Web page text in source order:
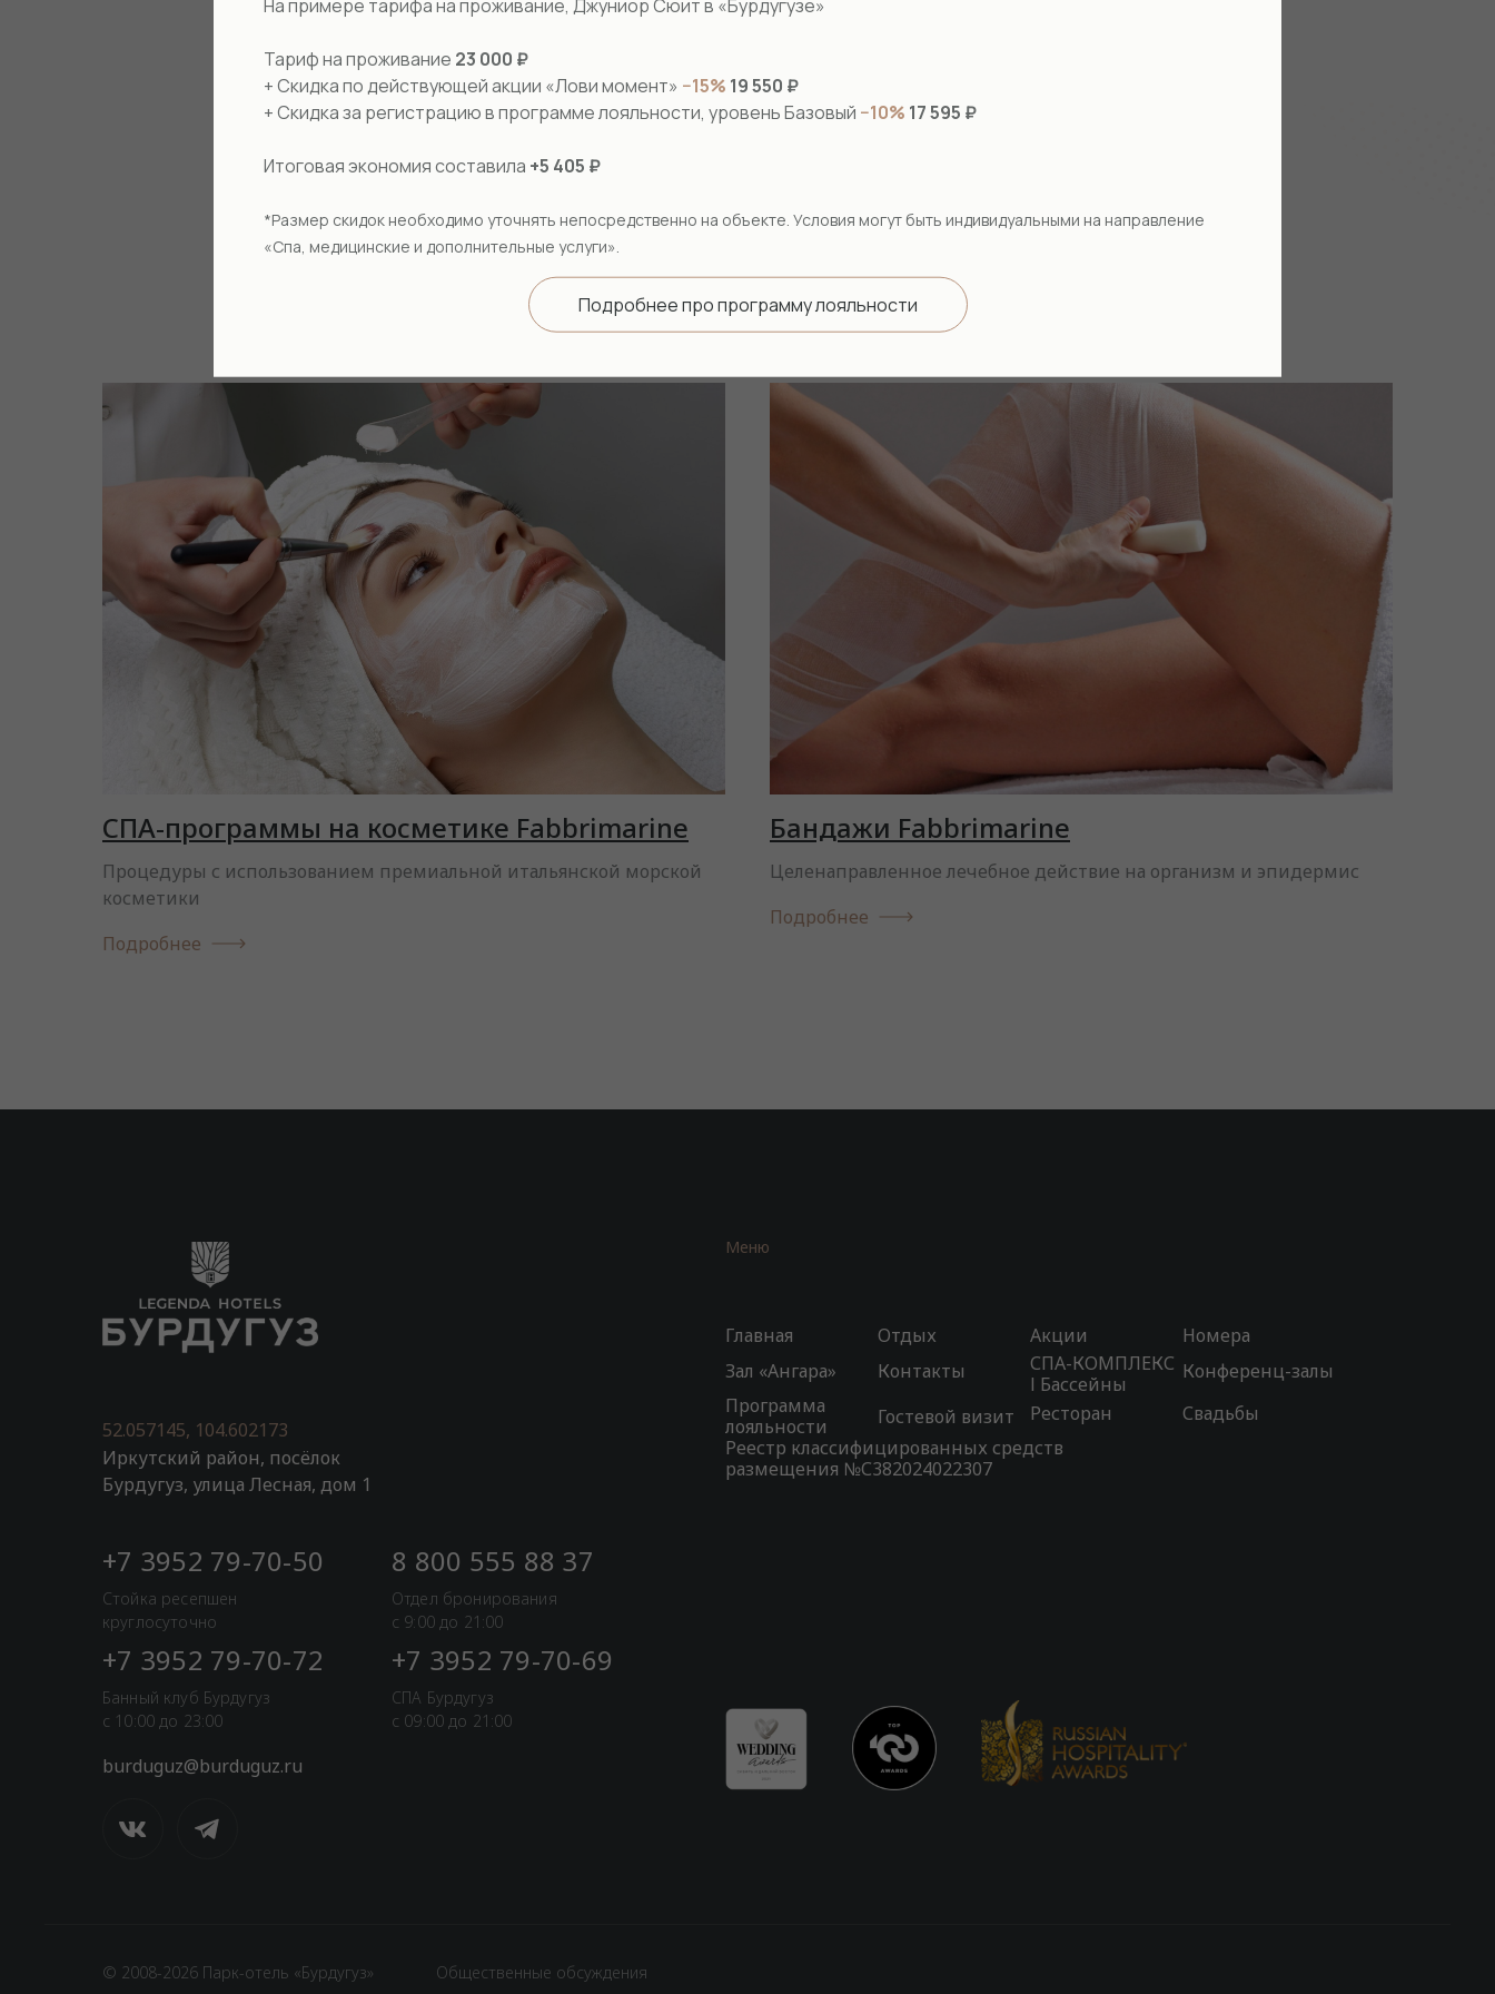
СПА-программы на косметике Fabbrimarine
Процедуры с использованием премиальной итальянской морской
косметики
Подробнее
Бандажи Fabbrimarine
Целенаправленное лечебное действие на организм и эпидермис
Подробнее
52.057145, 104.602173
Меню
Иркутский район, посёлок
Бурдугуз, улица Лесная, дом 1
Стойка ресепшен
круглосуточно
+7 3952 79-70-50
burduguz@burduguz.ru
© 2008-2026 Парк-отель «Бурдугуз» Общественные обсуждения
Главная Отдых Акции
Номера
Зал «Ангара»
Контакты
СПА-КОМПЛЕКС
l Бассейны
Конференц-залы
Программа
лояльности
Гостевой визит Ресторан
Свадьбы
Реестр классифицированных средств
размещения №С382024022307
8 800 555 88 37
Отдел бронирования
с 9:00 до 21:00
Банный клуб Бурдугуз
с 10:00 до 23:00
+7 3952 79-70-72 +7 3952 79-70-69
СПА Бурдугуз
с 09:00 до 21:00
На примере тарифа на проживание, Джуниор Сюит в «Бурдугузе»
Тариф на проживание 23 000 ₽
+ Скидка по действующей акции «Лови момент» −15% 19 550 ₽
+ Скидка за регистрацию в программе лояльности, уровень Базовый −10% 17 595 ₽
Итоговая экономия составила +5 405 ₽
*Размер скидок необходимо уточнять непосредственно на объекте. Условия могут быть индивидуальными на направление
«Спа, медицинские и дополнительные услуги».
Подробнее про программу лояльности